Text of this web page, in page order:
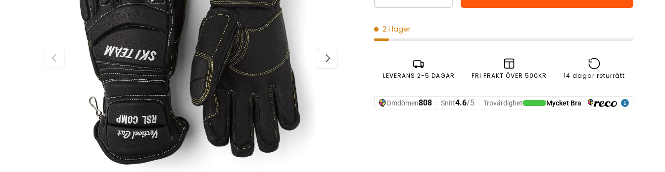
FÖREGÅENDE NÄSTA
2 i lager
LEVERANS 2-5 DAGAR FRI FRAKT ÖVER 500KR 14 dagar returrätt